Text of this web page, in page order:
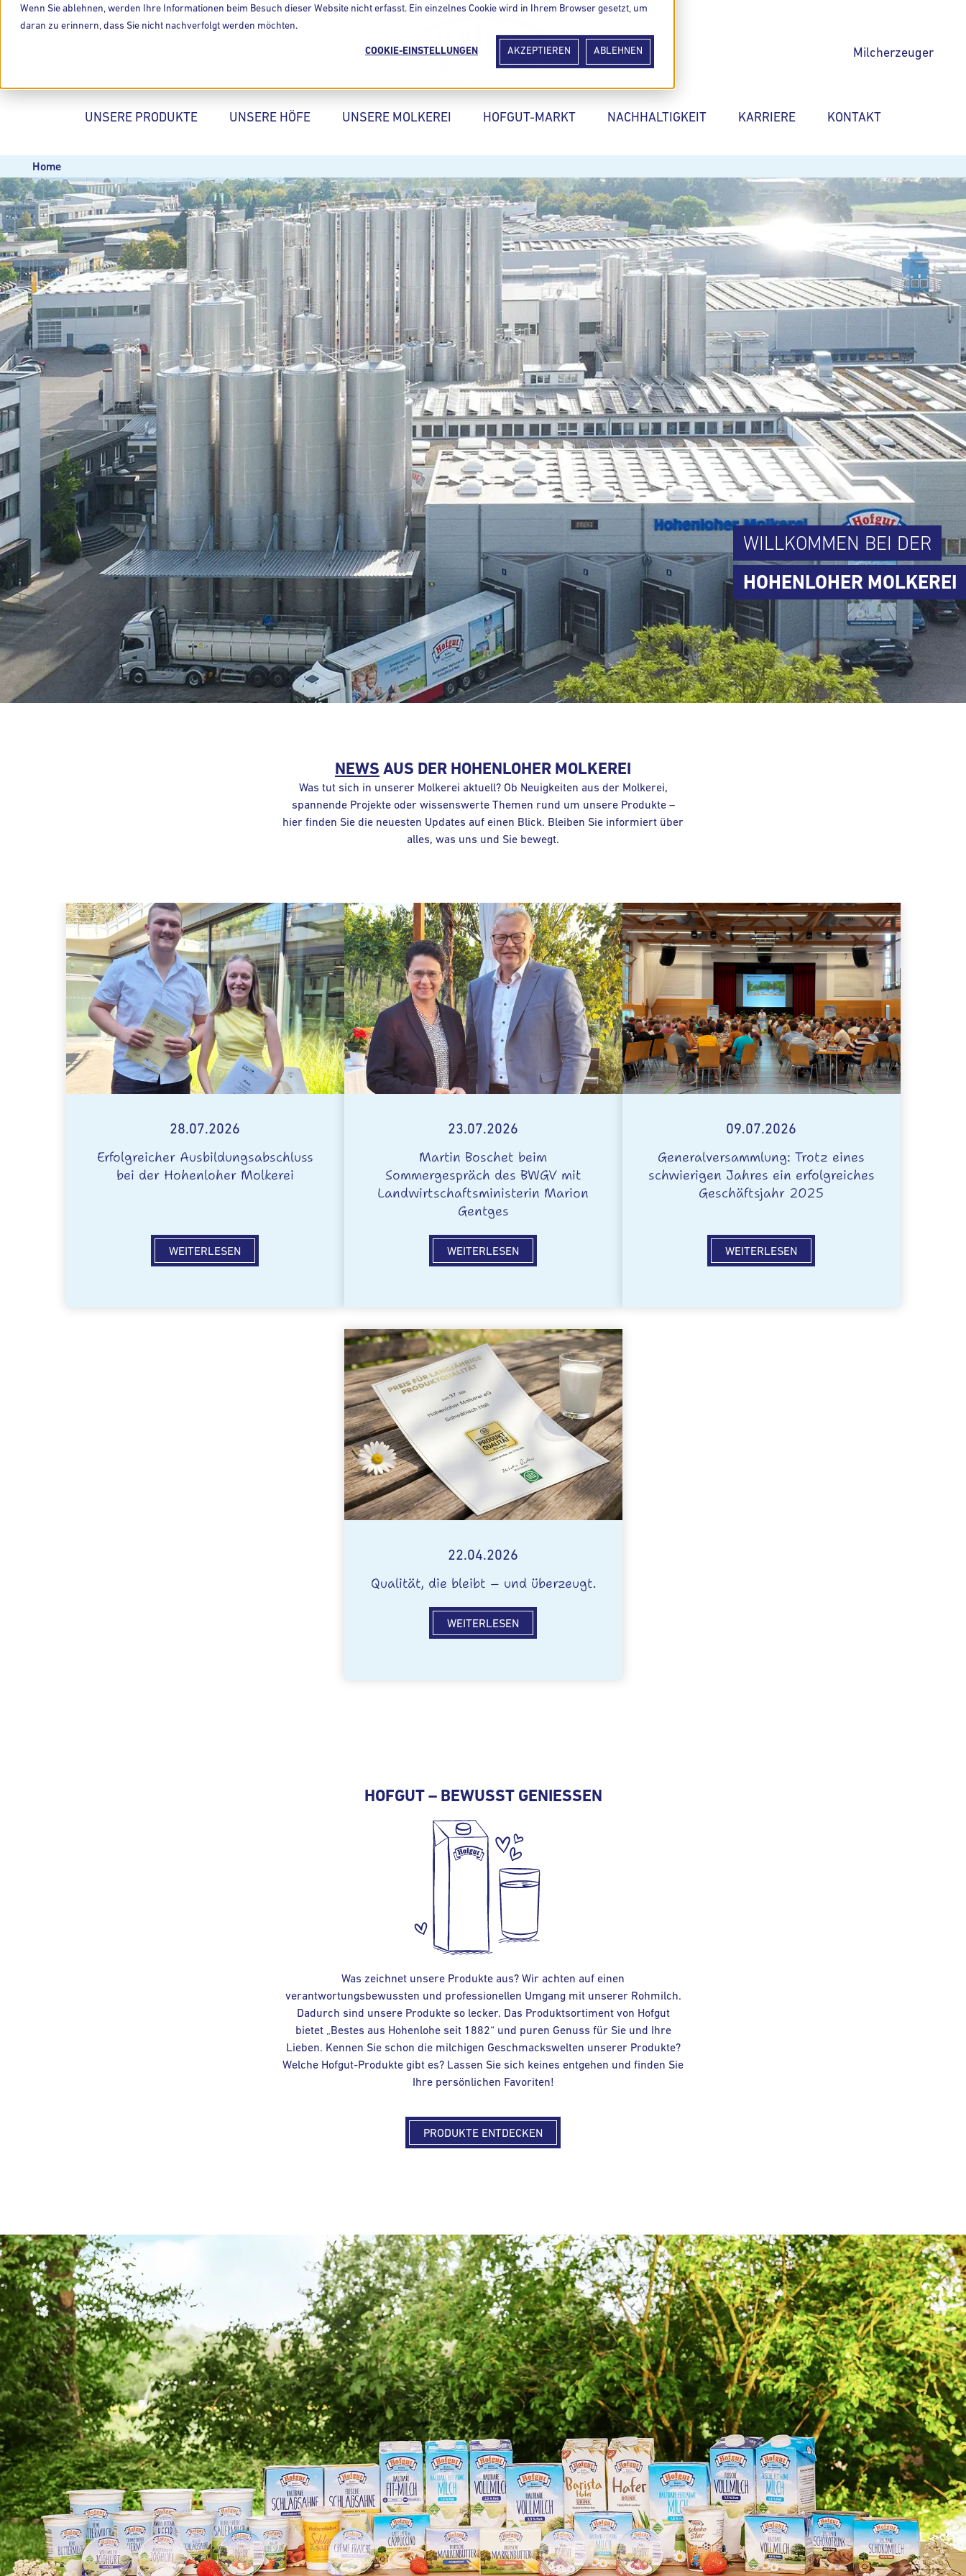
Wenn Sie ablehnen, werden Ihre Informationen beim Besuch dieser Website nicht erfasst. Ein einzelnes Cookie wird in Ihrem Browser gesetzt, um
daran zu erinnern, dass Sie nicht nachverfolgt werden möchten.
COOKIE-EINSTELLUNGEN AKZEPTIEREN ABLEHNEN Milcherzeuger
UNSERE PRODUKTE UNSERE HÖFE UNSERE MOLKEREI HOFGUT-MARKT NACHHALTIGKEIT KARRIERE KONTAKT
Home
WILLKOMMEN BEI DER
HOHENLOHER MOLKEREI
NEWS AUS DER HOHENLOHER MOLKEREI
Was tut sich in unserer Molkerei aktuell? Ob Neuigkeiten aus der Molkerei,
spannende Projekte oder wissenswerte Themen rund um unsere Produkte –
hier finden Sie die neuesten Updates auf einen Blick. Bleiben Sie informiert über
alles, was uns und Sie bewegt.
28.07.2026
Erfolgreicher Ausbildungsabschluss
bei der Hohenloher Molkerei
WEITERLESEN
23.07.2026
Martin Boschet beim
Sommergespräch des BWGV mit
Landwirtschaftsministerin Marion
Gentges
WEITERLESEN
09.07.2026
Generalversammlung: Trotz eines
schwierigen Jahres ein erfolgreiches
Geschäftsjahr 2025
WEITERLESEN
22.04.2026
Qualität, die bleibt – und überzeugt.
WEITERLESEN
HOFGUT – BEWUSST GENIESSEN
Was zeichnet unsere Produkte aus? Wir achten auf einen
verantwortungsbewussten und professionellen Umgang mit unserer Rohmilch.
Dadurch sind unsere Produkte so lecker. Das Produktsortiment von Hofgut
bietet „Bestes aus Hohenlohe seit 1882“ und puren Genuss für Sie und Ihre
Lieben. Kennen Sie schon die milchigen Geschmackswelten unserer Produkte?
Welche Hofgut-Produkte gibt es? Lassen Sie sich keines entgehen und finden Sie
Ihre persönlichen Favoriten!
PRODUKTE ENTDECKEN